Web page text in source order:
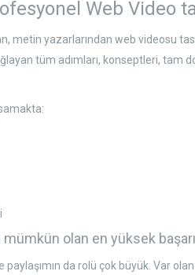
Web Video
metin yazarlarından web videosu
tüm adımları, konseptleri, tam
olan en yüksek başarı
paylaşımın da rolü çok büyük. Var